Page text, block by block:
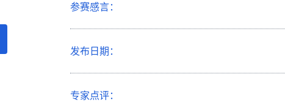
参赛感言：
发布日期：
专家点评：